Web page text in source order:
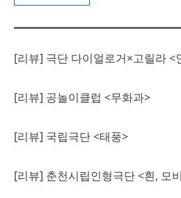
[리뷰] 극단 다이얼로거×고릴라 <
[리뷰] 공놀이클럽 <무화과>
[리뷰] 국립극단 <태풍>
[리뷰] 춘천시립인형극단 <흰, 모